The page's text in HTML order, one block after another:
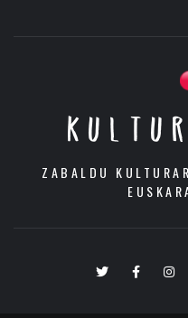
ZABALDU
TwitterFacebook